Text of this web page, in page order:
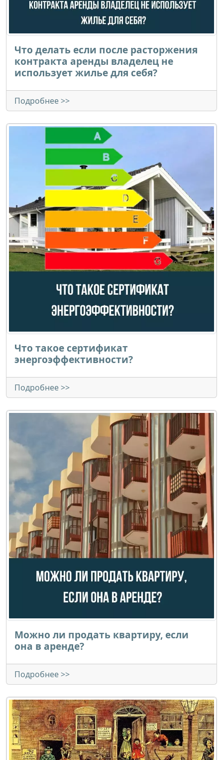
Что делать если после расторжения
контракта аренды владелец не
использует жилье для себя?
Подробнее >>
Что такое сертификат
энергоэффективности?
Подробнее >>
Можно ли продать квартиру, если
она в аренде?
Подробнее >>